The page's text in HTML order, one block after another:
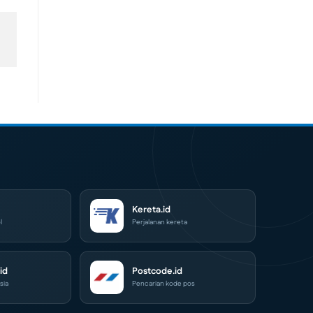
Kereta.id
Perjalanan kereta
Postcode.id
Pencarian kode pos